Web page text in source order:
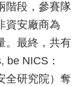
階段，參賽隊
資安廠商為
。最終，共有
be NICS：
全研究院）奪